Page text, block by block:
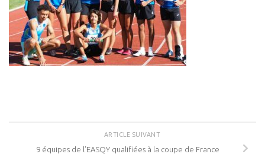
ARTICLE SUIVANT
9 équipes de l’EASQY qualifiées à la coupe de France